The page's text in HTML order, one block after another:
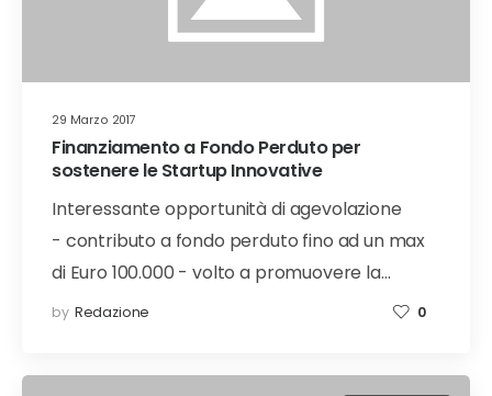
29 Marzo 2017
Finanziamento a Fondo Perduto per
sostenere le Startup Innovative
Interessante opportunità di agevolazione
- contributo a fondo perduto fino ad un max
di Euro 100.000 - volto a promuovere la…
by Redazione 0